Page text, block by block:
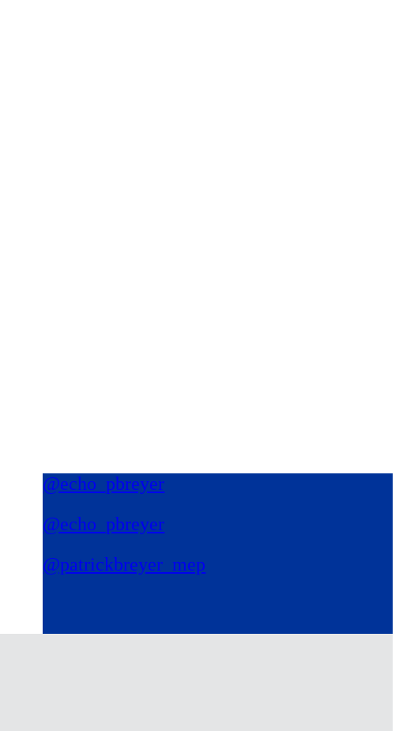
@echo_pbreyer
@echo_pbreyer
@patrickbreyer_mep